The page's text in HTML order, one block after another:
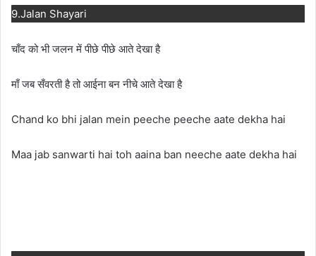
9.Jalan Shayari
चाँद को भी जलन में पीछे पीछे आते देखा है
माँ जब सँवरती है तो आईना बन नीचे आते देखा है
Chand ko bhi jalan mein peeche peeche aate dekha hai
Maa jab sanwarti hai toh aaina ban neeche aate dekha hai